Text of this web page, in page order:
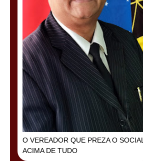
O VEREADOR QUE PREZA O SOCIAL
ACIMA DE TUDO